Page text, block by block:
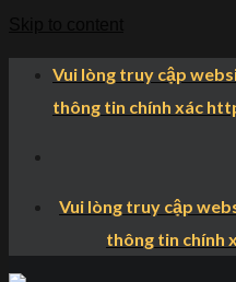
Vui lòng truy cập
thông tin chính xác
Vui lòng truy cập
thông tin chính